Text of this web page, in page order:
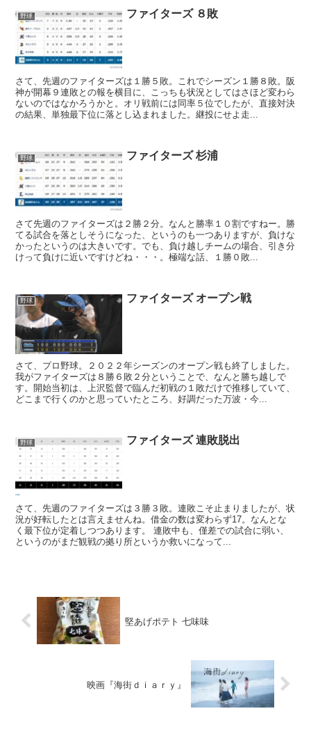
野球 ファイターズ ８敗
さて、先週のファイターズは１勝５敗。これでシーズン１勝８敗。阪
神が開幕９連敗との報を横目に、こっちも状況としてはさほど変わら
ないのではなかろうかと。オリ戦前には同率５位でしたが、直接対決
の結果、単独最下位に落とし込まれました。継投にせよ走...
野球 ファイターズ 杉浦
さて先週のファイターズは２勝２分。なんと勝率１０割ですねー。勝
てる試合を落としそうになった、というのも一つありますが、負けな
かったというのは大きいです。でも、負け越しチームの場合、引き分
けって負けに近いですけどね・・・。極端な話、１勝０敗...
野球 ファイターズ オープン戦
さて、プロ野球。２０２２年シーズンのオープン戦も終了しました。
我がファイターズは８勝６敗２分ということで、なんと勝ち越しで
す。開始当初は、上沢監督で臨んだ初戦の１敗だけで推移していて、
どこまで行くのかと思っていたところ、好調だった万波・今...
野球 ファイターズ 連敗脱出
さて、先週のファイターズは３勝３敗。連敗こそ止まりましたが、状
況が好転したとは言えませんね。借金の数は変わらず17。なんとな
く最下位が定着しつつあります。 連敗中も、僅差での試合に弱い、
というのがまだ観戦の拠り所というか救いになって...
堅あげポテト 七味味
映画『海街ｄｉａｒｙ』